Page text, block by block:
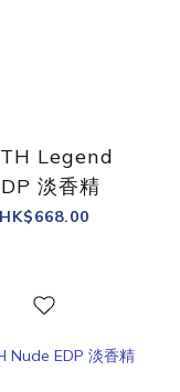
Legend
淡香精
HK$668.00